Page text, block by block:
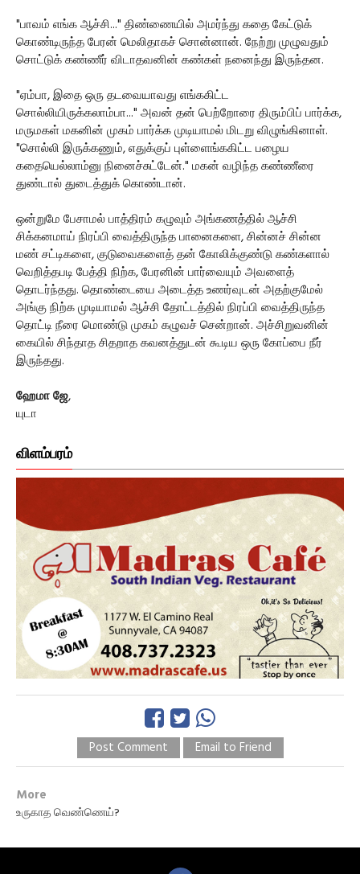
"பாவம் எங்க ஆச்சி..." திண்ணையில் அமர்ந்து கதை கேட்டுக்
கொண்டிருந்த பேரன் மெலிதாகச் சொன்னான். நேற்று முழுவதும்
சொட்டுக் கண்ணீர் விடாதவனின் கண்கள் நனைந்து இருந்தன.
"ஏம்பா, இதை ஒரு தடவையாவது எங்ககிட்ட
சொல்லியிருக்கலாம்பா..." அவன் தன் பெற்றோரை திரும்பிப் பார்க்க,
மருமகள் மகனின் முகம் பார்க்க முடியாமல் மிடறு விழுங்கினாள்.
"சொல்லி இருக்கணும், எதுக்குப் புள்ளைங்ககிட்ட பழைய
கதையெல்லாம்னு நினைச்சுட்டேன்." மகன் வழிந்த கண்ணீரை
துண்டால் துடைத்துக் கொண்டான்.
ஒன்றுமே பேசாமல் பாத்திரம் கழுவும் அங்கணத்தில் ஆச்சி
சிக்கனமாய் நிரப்பி வைத்திருந்த பானைகளை, சின்னச் சின்ன
மண் சட்டிகளை, குடுவைகளைத் தன் கோலிக்குண்டு கண்களால்
வெறித்தபடி பேத்தி நிற்க, பேரனின் பார்வையும் அவளைத்
தொடர்ந்தது. தொண்டையை அடைத்த உணர்வுடன் அதற்குமேல்
அங்கு நிற்க முடியாமல் ஆச்சி தோட்டத்தில் நிரப்பி வைத்திருந்த
தொட்டி நீரை மொண்டு முகம் கழுவச் சென்றான். அச்சிறுவனின்
கையில் சிந்தாத சிதறாத கவனத்துடன் கூடிய ஒரு கோப்பை நீர்
இருந்தது.
ஹேமா ஜே,
யுடா
விளம்பரம்
Post Comment Email to Friend
More
உருகாத வெண்ணெய்?